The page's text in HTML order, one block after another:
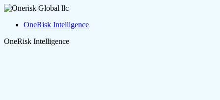
OneRisk Intelligence
OneRisk Intelligence